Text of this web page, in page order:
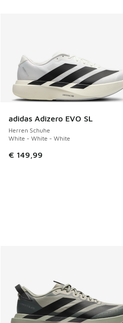
adidas Adizero EVO SL
Herren Schuhe
White - White - White
€ 149,99